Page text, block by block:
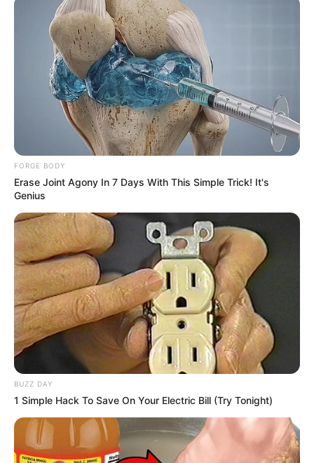
FORGE BODY
Erase Joint Agony In 7 Days With This Simple Trick! It's
Genius
BUZZ DAY
1 Simple Hack To Save On Your Electric Bill (Try Tonight)